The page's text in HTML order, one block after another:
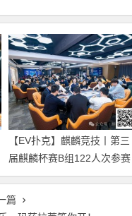
【EV扑克】麒麟竞技丨第三
届麒麟杯赛B组122人次参赛
选手飞飞以329000记分牌领
衔27人晋级
篇